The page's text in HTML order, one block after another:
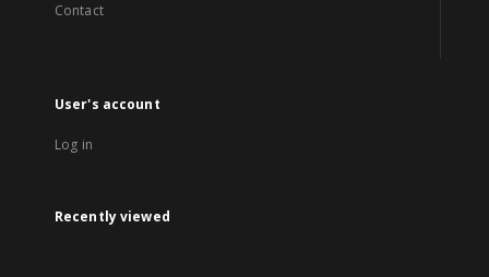
Contact
User's account
Log in
Recently viewed